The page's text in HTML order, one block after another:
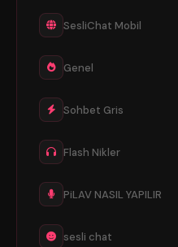
SesliChat Mobil
Genel
Sohbet Gris
Flash Nikler
PiLAV NASIL YAPILIR
sesli chat